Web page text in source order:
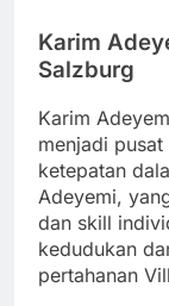
Karim
Salzburg
Karim
menjadi
ketepatan
Adeyemi,
dan skill
kedudukan
pertahanan